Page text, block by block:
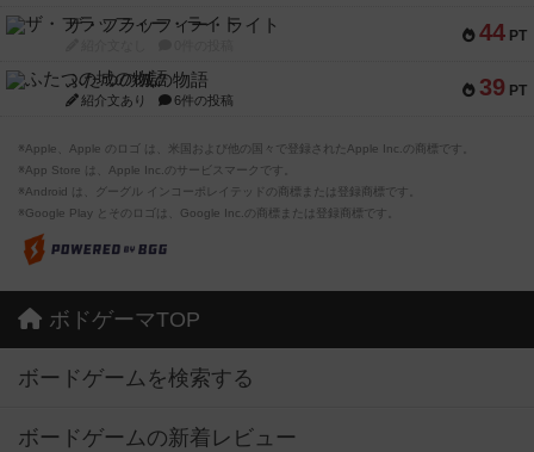
44 PT
ザ・フラッフィー・ライト
39 PT
ふたつの城の物語
紹介文あり 6件の投稿
※Apple、Apple のロゴ は、米国および他の国々で登録されたApple Inc.の商標です。
※App Store は、Apple Inc.のサービスマークです。
※Android は、グーグル インコーポレイテッドの商標または登録商標です。
※Google Play とそのロゴは、Google Inc.の商標または登録商標です。
ボドゲーマTOP
ボードゲームを検索する
ボードゲームの新着レビュー